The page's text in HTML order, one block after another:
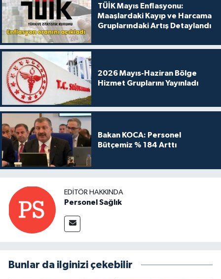
TÜİK Mayıs Enflasyonu:
Maaşlardaki Kayıp ve Harcama
Gruplarındaki Artış Detaylandı
2026 Mayıs-Haziran Bölge
Hizmet Gruplarını Yayınladı
Bakan KOCA: Personel
Bütçemiz % 184 Arttı
EDITÖR HAKKINDA
Personel Sağlık
Bunlar da ilginizi çekebilir